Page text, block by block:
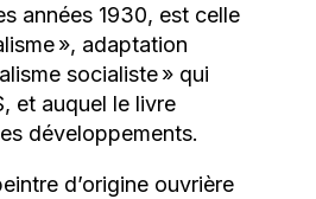
années 1930, est celle
», adaptation
socialiste » qui
et auquel le livre
développements.
d’origine ouvrière